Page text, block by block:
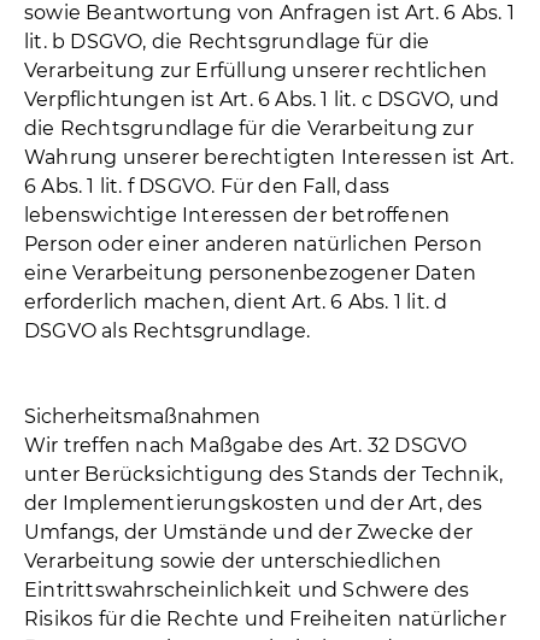
sowie Beantwortung von Anfragen ist Art. 6 Abs. 1
lit. b DSGVO, die Rechtsgrundlage für die
Verarbeitung zur Erfüllung unserer rechtlichen
Verpflichtungen ist Art. 6 Abs. 1 lit. c DSGVO, und
die Rechtsgrundlage für die Verarbeitung zur
Wahrung unserer berechtigten Interessen ist Art.
6 Abs. 1 lit. f DSGVO. Für den Fall, dass
lebenswichtige Interessen der betroffenen
Person oder einer anderen natürlichen Person
eine Verarbeitung personenbezogener Daten
erforderlich machen, dient Art. 6 Abs. 1 lit. d
DSGVO als Rechtsgrundlage.
Sicherheitsmaßnahmen
Wir treffen nach Maßgabe des Art. 32 DSGVO
unter Berücksichtigung des Stands der Technik,
der Implementierungskosten und der Art, des
Umfangs, der Umstände und der Zwecke der
Verarbeitung sowie der unterschiedlichen
Eintrittswahrscheinlichkeit und Schwere des
Risikos für die Rechte und Freiheiten natürlicher